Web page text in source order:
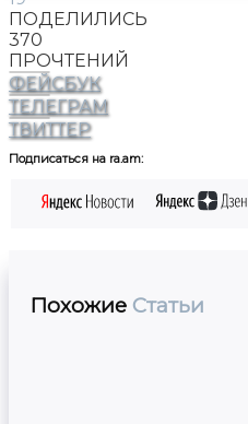
ПОДЕЛИЛИСЬ
370
ПРОЧТЕНИЙ
ФЕЙСБУК
ТЕЛЕГРАМ
ТВИТТЕР
Подписаться на ra.am:
Похожие Статьи